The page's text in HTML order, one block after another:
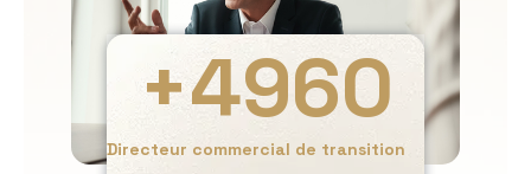
Directeur commercial de transition
+4960